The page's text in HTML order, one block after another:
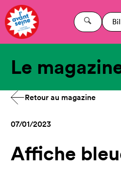
Le
Retour au magazine
07/01/2023
Affiche